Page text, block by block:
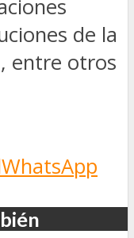
de la
entre otros
WhatsApp